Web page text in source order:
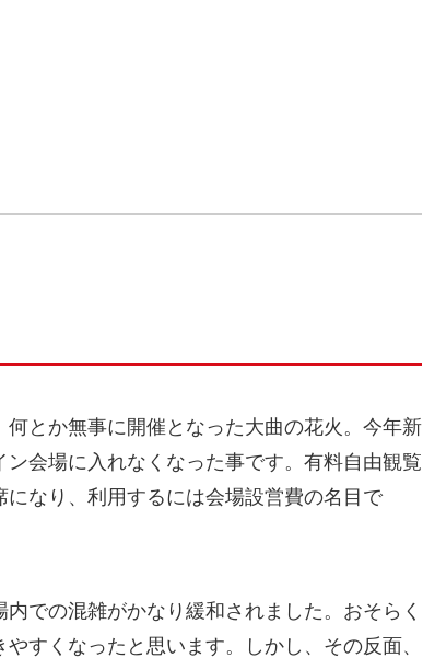
とか無事に開催となった大曲の花火。今年新
会場に入れなくなった事です。有料自由観覧
なり、利用するには会場設営費の名目で
での混雑がかなり緩和されました。おそらく
すくなったと思います。しかし、その反面、